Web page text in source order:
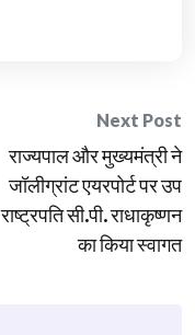
Next Post
राज्यपाल और मुख्यमंत्री ने
जॉलीग्रांट एयरपोर्ट पर उप
राष्ट्रपति सी.पी. राधाकृष्णन
का किया स्वागत